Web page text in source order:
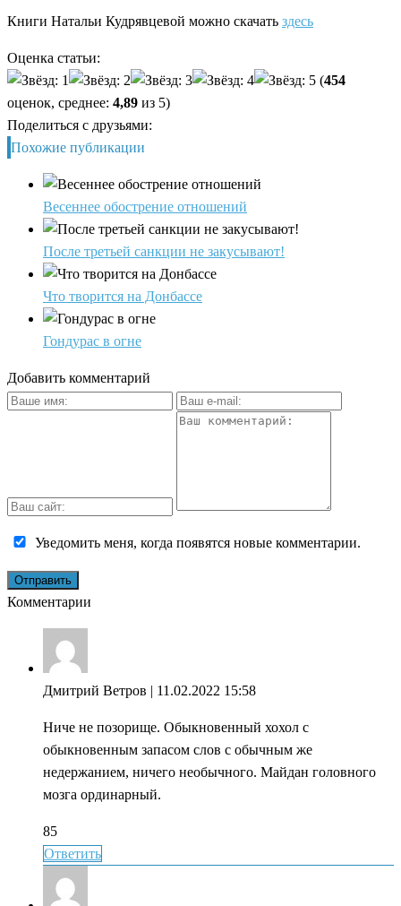
Книги Натальи Кудрявцевой можно скачать здесь
Оценка статьи:
(454
оценок, среднее: 4,89 из 5)
Поделиться с друзьями:
Похожие публикации
Весеннее обострение отношений
После третьей санкции не закусывают!
Что творится на Донбассе
Гондурас в огне
Добавить комментарий
Уведомить меня, когда появятся новые комментарии.
Комментарии
Дмитрий Ветров | 11.02.2022 15:58
Ниче не позорище. Обыкновенный хохол с
обыкновенным запасом слов с обычным же
недержанием, ничего необычного. Майдан головного
мозга ординарный.
85
Ответить